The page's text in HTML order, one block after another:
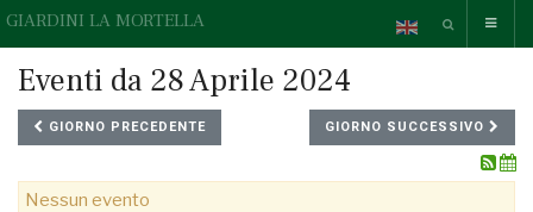
GIARDINI LA MORTELLA
Eventi da 28 Aprile 2024
GIORNO PRECEDENTE GIORNO SUCCESSIVO
Nessun evento